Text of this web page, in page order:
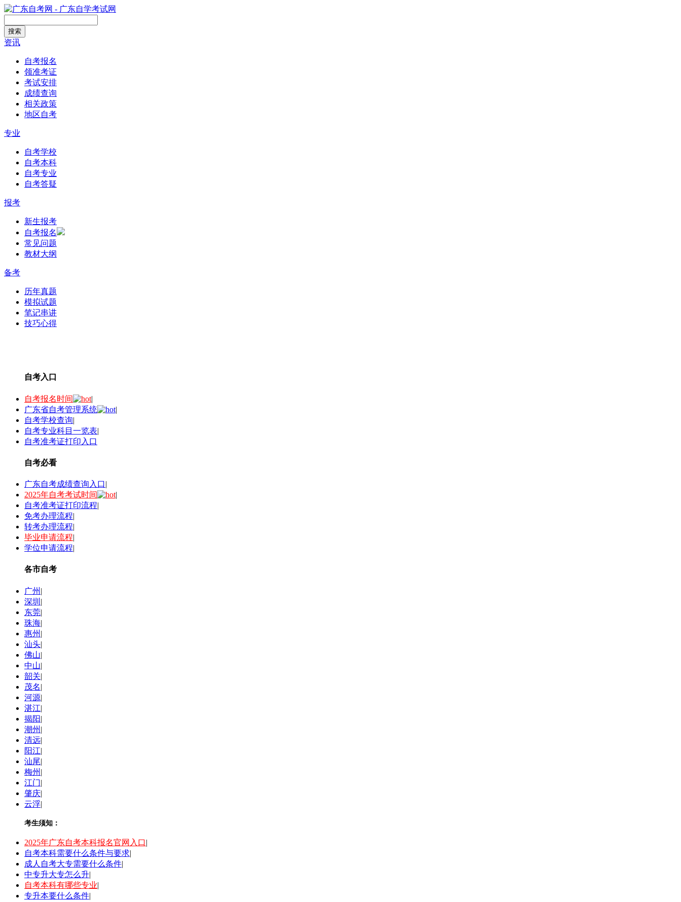
搜索
资讯
自考报名
领准考证
考试安排
成绩查询
相关政策
地区自考
专业
自考学校
自考本科
自考专业
自考答疑
报考
新生报考
自考报名
常见问题
教材大纲
备考
历年真题
模拟试题
笔记串讲
技巧心得
自考入口
自考报名时间
|
广东省自考管理系统
|
自考学校查询|
自考专业科目一览表|
自考准考证打印入口
自考必看
广东自考成绩查询入口|
2025年自考考试时间
|
自考准考证打印流程|
免考办理流程|
转考办理流程|
毕业申请流程|
学位申请流程|
各市自考
广州 |
深圳 |
东莞|
珠海|
惠州 |
汕头|
佛山|
中山|
韶关|
茂名|
河源|
湛江|
揭阳|
潮州 |
清远|
阳江|
汕尾|
梅州 |
江门|
肇庆|
云浮|
考生须知：
2025年广东自考本科报名官网入口|
自考本科需要什么条件与要求|
成人自考大专需要什么条件|
中专升大专怎么升|
自考本科有哪些专业|
专升本要什么条件|